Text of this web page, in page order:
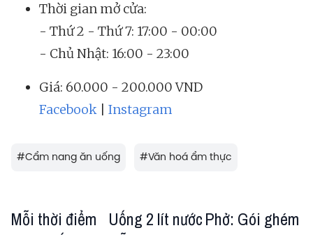
Thời gian mở cửa:
- Thứ 2 - Thứ 7: 17:00 - 00:00
- Chủ Nhật: 16:00 - 23:00
Giá: 60.000 - 200.000 VND
Facebook
Instagram
#Cẩm nang ăn uống #Văn hoá ẩm thực
Mỗi thời điểm
Uống 2 lít nướcPhở: Gói ghém